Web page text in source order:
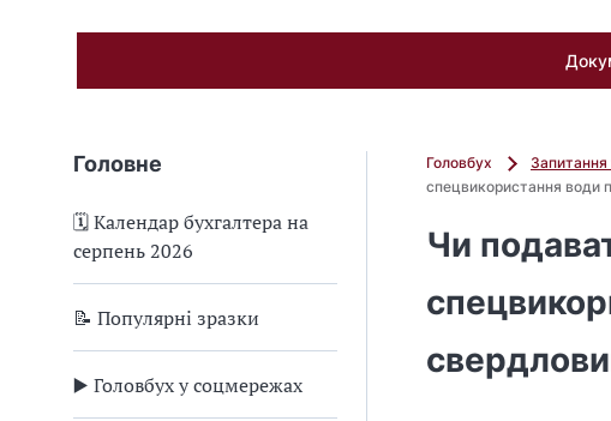
Головне
🗓️ Календар бухгалтера на
серпень 2026
📝 Популярні зразки
▶️ Головбух у соцмережах
Головбух Запитання
спецвикористання води
Чи